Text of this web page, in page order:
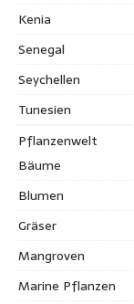
Kenia
Senegal
Seychellen
Tunesien
Pflanzenwelt
Bäume
Blumen
Gräser
Mangroven
Marine Pflanzen